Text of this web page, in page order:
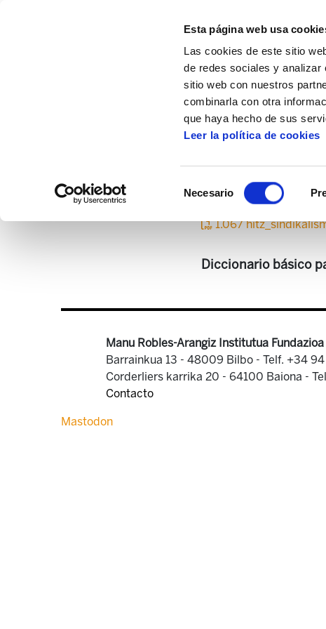
Esta página web usa
Las cookies de este sitio
de redes sociales y analizar
sitio web con nuestros
combinarla con otra
que haya hecho de sus
Leer la política de cookies
Necesario
Centro de documentación Euskara
1.067
Diccionario básico
Manu Robles-Arangiz Institutua Fundazioa
Barrainkua 13 - 48009 Bilbo - Telf. +34
Corderliers karrika 20 - 64100 Baiona -
Contacto
Mastodon